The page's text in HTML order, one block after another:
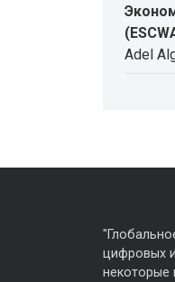
Adel
цифровых
некоторые